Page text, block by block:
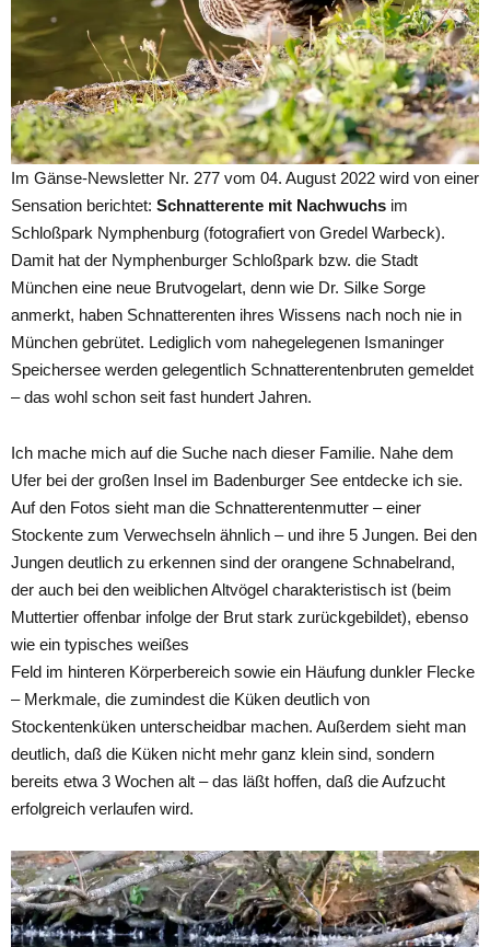
Im Gänse-Newsletter Nr. 277 vom 04. August 2022 wird von einer
Sensation berichtet: Schnatterente mit Nachwuchs im
Schloßpark Nymphenburg (fotografiert von Gredel Warbeck).
Damit hat der Nymphenburger Schloßpark bzw. die Stadt
München eine neue Brutvogelart, denn wie Dr. Silke Sorge
anmerkt, haben Schnatterenten ihres Wissens nach noch nie in
München gebrütet. Lediglich vom nahegelegenen Ismaninger
Speichersee werden gelegentlich Schnatterentenbruten gemeldet
– das wohl schon seit fast hundert Jahren.
Ich mache mich auf die Suche nach dieser Familie. Nahe dem
Ufer bei der großen Insel im Badenburger See entdecke ich sie.
Auf den Fotos sieht man die Schnatterentenmutter – einer
Stockente zum Verwechseln ähnlich – und ihre 5 Jungen. Bei den
Jungen deutlich zu erkennen sind der orangene Schnabelrand,
der auch bei den weiblichen Altvögel charakteristisch ist (beim
Muttertier offenbar infolge der Brut stark zurückgebildet), ebenso
wie ein typisches weißes
Feld im hinteren Körperbereich sowie ein Häufung dunkler Flecke
– Merkmale, die zumindest die Küken deutlich von
Stockentenküken unterscheidbar machen. Außerdem sieht man
deutlich, daß die Küken nicht mehr ganz klein sind, sondern
bereits etwa 3 Wochen alt – das läßt hoffen, daß die Aufzucht
erfolgreich verlaufen wird.